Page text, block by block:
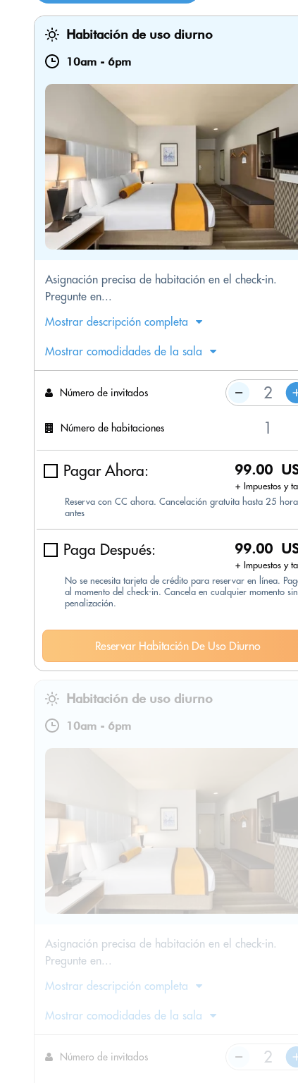
Habitación de uso diurno
10am - 6pm
Asignación precisa de habitación en el check-in.
Pregunte en...
Mostrar descripción completa
Mostrar comodidades de la sala
Número de invitados
Número de habitaciones
Pagar Ahora: 99.00
+ Impuestos y
Reserva con CC ahora. Cancelación gratuita hasta 25
antes
Paga Después: 99.00
+ Impuestos y
No se necesita tarjeta de crédito para reservar en línea.
al momento del check-in. Cancela en cualquier momento sin
penalización.
Reservar Habitación De Uso Diurno
Habitación de uso diurno
10am - 6pm
Asignación precisa de habitación en el check-in.
Pregunte en...
Mostrar descripción completa
Mostrar comodidades de la sala
Número de invitados